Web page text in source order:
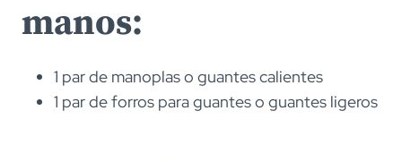
manos:
1 par de manoplas o guantes calientes
1 par de forros para guantes o guantes ligeros